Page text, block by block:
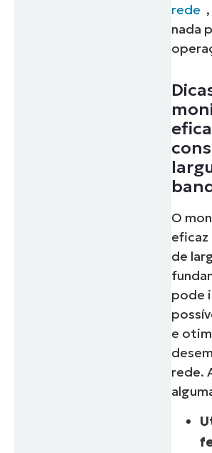
rede
nada
O
eficaz
de
pode
e
rede.